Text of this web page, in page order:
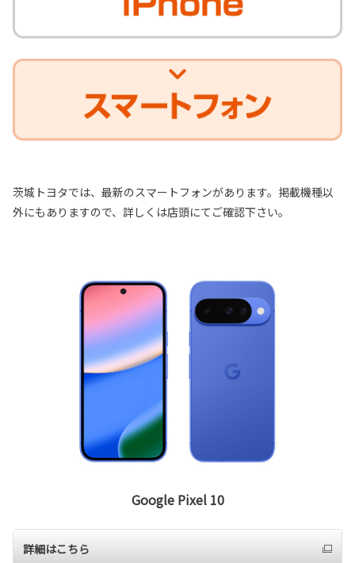
茨城トヨタでは、最新のスマートフォンがあります。掲載機種以
外にもありますので、詳しくは店頭にてご確認下さい。
Google Pixel 10
詳細はこちら